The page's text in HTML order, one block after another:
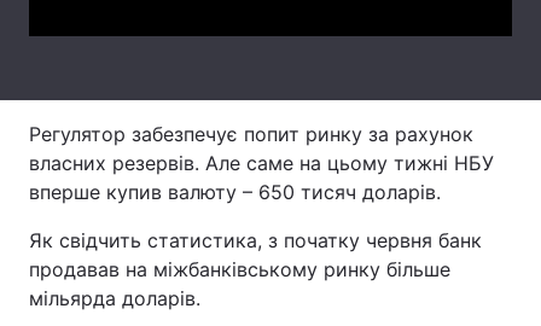
Відео з Youtube Статті
Архів Вакансії
Контакти
Послуги
Регулятор забезпечує попит ринку за рахунок
власних резервів. Але саме на цьому тижні НБУ
вперше купив валюту – 650 тисяч доларів.
Як свідчить статистика, з початку червня банк
продавав на міжбанківському ринку більше
мільярда доларів.